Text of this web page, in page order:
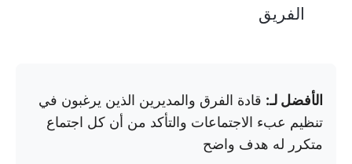
الفريق
الأفضل لـ: قادة الفرق والمديرين الذين يرغبون في
تنظيم عبء الاجتماعات والتأكد من أن كل اجتماع
متكرر له هدف واضح